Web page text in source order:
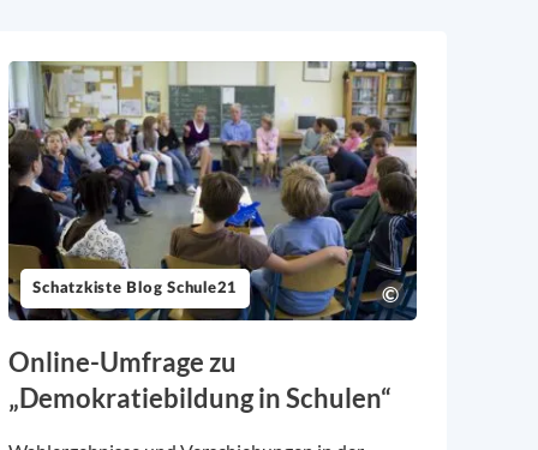
Schatzkiste Blog Schule21
Online-Umfrage zu
„Demokratiebildung in Schulen“